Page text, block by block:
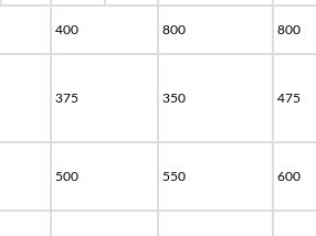
400 800 800
375 350 475
500 550 600